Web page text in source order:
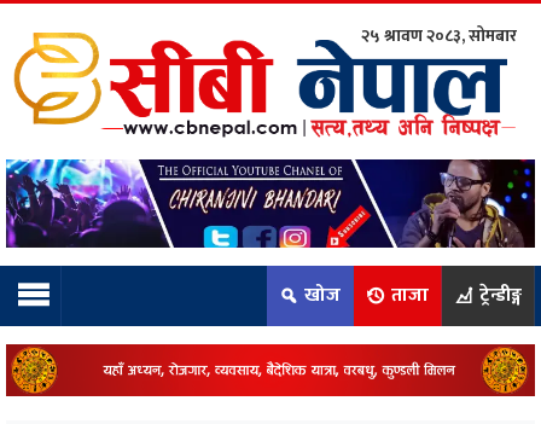
टिम:
२५ श्रावण २०८३, सोमबार
खोज ताजा ट्रेन्डीङ्ग